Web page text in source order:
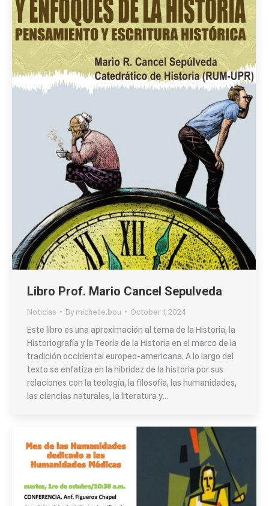
Libro Prof. Mario Cancel Sepulveda
Noticias Bymichelle.bou
October 1, 2024
Este libro es una aproximación al tema de la Historia, la
Historiografía y la Teoría de la Historia en el marco de la
tradición occidental europeo-americana. A lo largo del
texto se enfatiza en la hibridez de la historia por sus
relaciones con la teología, la filosofía, las humanidades,
las ciencias naturales, la literatura y…